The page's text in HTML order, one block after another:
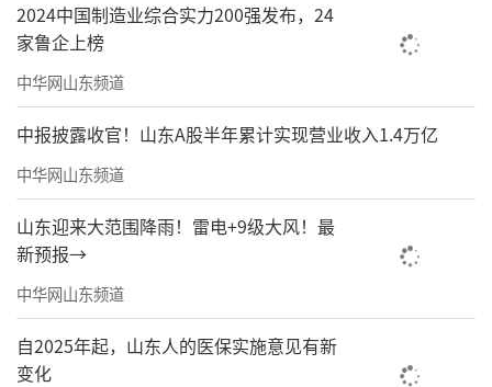
2024中国制造业综合实力200强发布，24
家鲁企上榜
中华网山东频道
中报披露收官！山东A股半年累计实现营业收入1.4万亿
中华网山东频道
山东迎来大范围降雨！雷电+9级大风！最
新预报→
中华网山东频道
自2025年起，山东人的医保实施意见有新
变化